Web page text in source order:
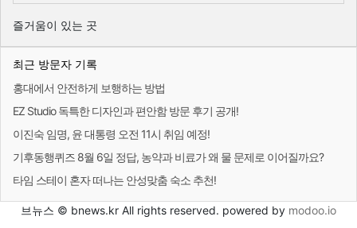
즐거움이 있는 곳
최근 방문자 기록
홍대에서 안전하게 보행하는 방법
EZ Studio 독특한 디자인과 편안함 방문 후기 공개!
이진숙 임명, 윤 대통령 오전 11시 취임 예정!
기후동행퀴즈 8월 6일 정답, 농약과 비료가 왜 물 문제로 이어질까요?
타임 스테이 혼자 떠나는 안성맞춤 숙소 추천!
브뉴스 © bnews.kr All rights reserved. powered by modoo.io